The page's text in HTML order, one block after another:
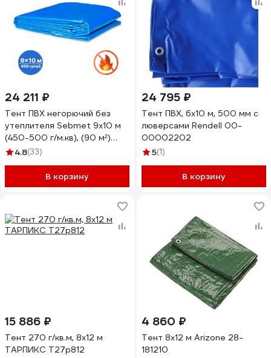
24 211 ₽
Тент ПВХ негорючий без
утеплителя Sebmet 9x10 м
(450-500 г/м.кв), (90 м²)
TD0790450910П
4.8(33)
В корзину
24 795 ₽
Тент ПВХ, 6x10 м, 500 мм с
люверсами Rendell 00-
00002202
5(1)
В корзину
15 886 ₽
Тент 270 г/кв.м, 8x12 м
ТАРПИКС Т27р812
4 860 ₽
Тент 8x12 м Arizone 28-
181210